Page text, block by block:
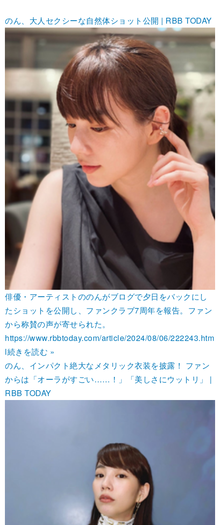
のん、大人セクシーな自然体ショット公開 | RBB TODAY
俳優・アーティストののんがブログで夕日をバックにし
たショットを公開し、ファンクラブ7周年を報告。ファン
から称賛の声が寄せられた。
https://www.rbbtoday.com/article/2024/08/06/222243.htm
l続きを読む »
のん、インパクト絶大なメタリック衣装を披露！ ファン
からは「オーラがすごい……！」「美しさにウットリ」 |
RBB TODAY